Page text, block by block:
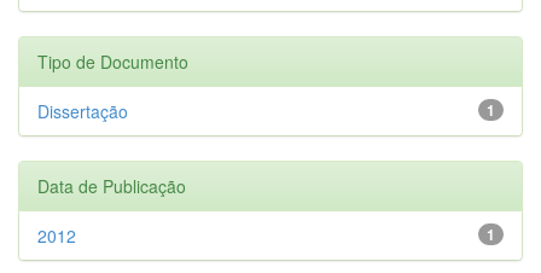
Tipo de Documento
1
Dissertação
Data de Publicação
1
2012